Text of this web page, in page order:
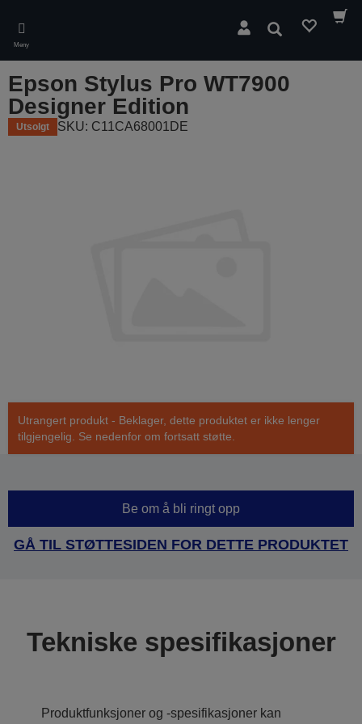
main
content
Meny
Søk
Epson Stylus Pro WT7900
Designer Edition
Utsolgt SKU: C11CA68001DE
Utrangert produkt - Beklager, dette produktet er ikke lenger
tilgjengelig. Se nedenfor om fortsatt støtte.
Be om å bli ringt opp
GÅ TIL STØTTESIDEN FOR DETTE PRODUKTET
Tekniske spesifikasjoner
Produktfunksjoner og -spesifikasjoner kan